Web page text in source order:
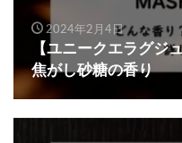
2024年2月4日
【ユニークエラグジ
焦がし砂糖の香り